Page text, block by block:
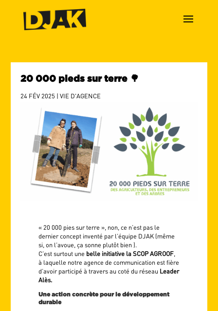
20 000 pieds sur terre 🌳
24 FÉV 2025 |VIE D'AGENCE
« 20 000 pies sur terre », non, ce n’est pas le
dernier concept inventé par l’équipe DJAK (même
si, on l’avoue, ça sonne plutôt bien ).
C’est surtout une belle initiative la SCOP AGROOF,
à laquelle notre agence de communication est fière
d’avoir participé à travers au coté du réseau Leader
Alès.
Une action concrète pour le développement
durable